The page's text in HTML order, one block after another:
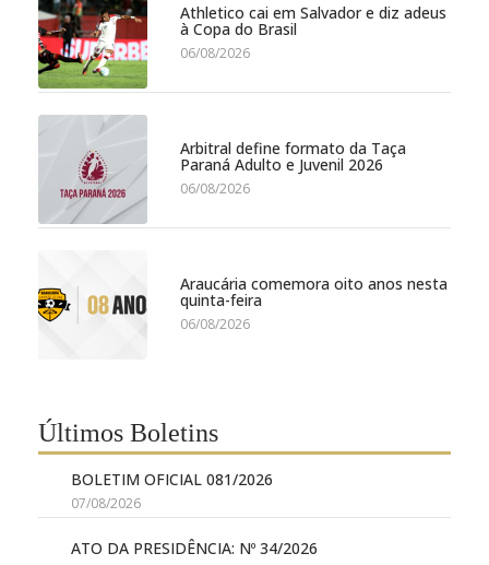
Athletico cai em Salvador e diz adeus
à Copa do Brasil
06/08/2026
Arbitral define formato da Taça
Paraná Adulto e Juvenil 2026
06/08/2026
Araucária comemora oito anos nesta
quinta-feira
06/08/2026
Últimos Boletins
BOLETIM OFICIAL 081/2026
07/08/2026
ATO DA PRESIDÊNCIA: Nº 34/2026